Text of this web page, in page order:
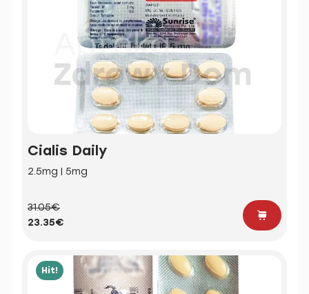
Cialis Daily
2.5mg | 5mg
31.05€
23.35€
Hit!